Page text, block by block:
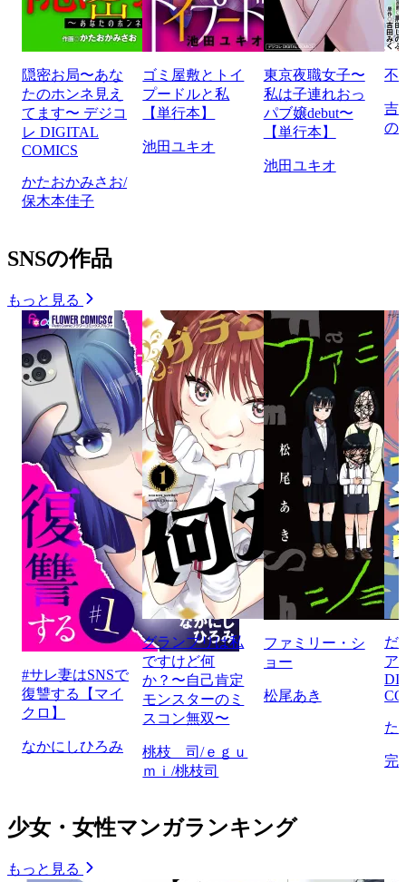
隠密お局〜あな
たのホンネ見え
てます〜 デジコ
レ DIGITAL
COMICS
かたおかみさお/
保木本佳子
ゴミ屋敷とトイ
プードルと私
【単行本】
池田ユキオ
東京夜職女子〜
私は子連れおっ
パブ嬢debut〜
【単行本】
池田ユキオ
不
吉
の
SNSの作品
もっと見る
#サレ妻はSNSで
復讐する【マイ
クロ】
なかにしひろみ
グランプリは私
ですけど何
か？〜自己肯定
モンスターのミ
スコン無双〜
桃枝 司/ｅｇｕ
ｍｉ/桃枝司
ファミリー・シ
ョー
松尾あき
だ
ア
た
完
少女・女性マンガランキング
もっと見る